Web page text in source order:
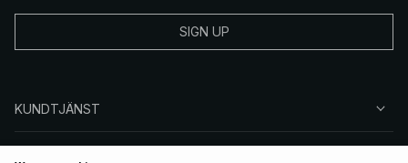
SIGN UP
KUNDTJÄNST